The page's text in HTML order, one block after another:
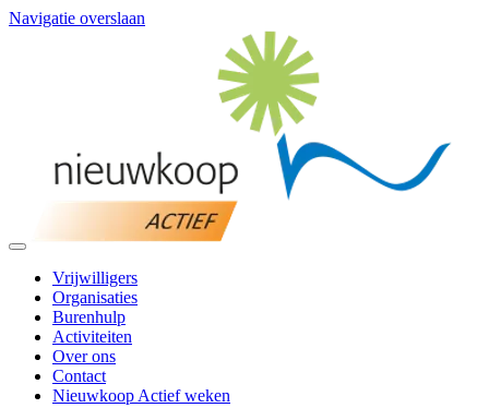
Navigatie overslaan
Vrijwilligers
Organisaties
Burenhulp
Activiteiten
Over ons
Contact
Nieuwkoop Actief weken